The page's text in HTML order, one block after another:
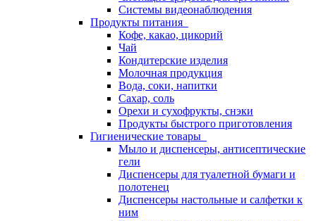
Системы видеонаблюдения
Продукты питания
Кофе, какао, цикорий
Чай
Кондитерские изделия
Молочная продукция
Вода, соки, напитки
Сахар, соль
Орехи и сухофрукты, снэки
Продукты быстрого приготовления
Гигиенические товары
Мыло и диспенсеры, антисептические
гели
Диспенсеры для туалетной бумаги и
полотенец
Диспенсеры настольные и салфетки к
ним